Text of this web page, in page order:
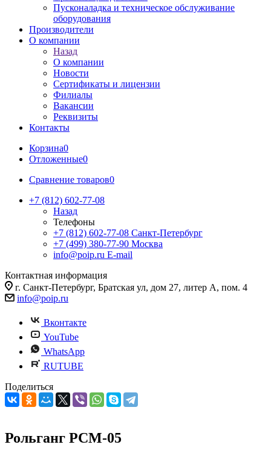
Пусконаладка и техническое обслуживание
оборудования
Производители
О компании
Назад
О компании
Новости
Сертификаты и лицензии
Филиалы
Вакансии
Реквизиты
Контакты
Корзина0
Отложенные0
Сравнение товаров0
+7 (812) 602-77-08
Назад
Телефоны
+7 (812) 602-77-08 Санкт-Петербург
+7 (499) 380-77-90 Москва
info@poip.ru E-mail
Контактная информация
г. Санкт-Петербург, Братская ул, дом 27, литер А, пом. 4
info@poip.ru
Вконтакте
YouTube
WhatsApp
RUTUBE
Поделиться
Рольганг РСМ-05